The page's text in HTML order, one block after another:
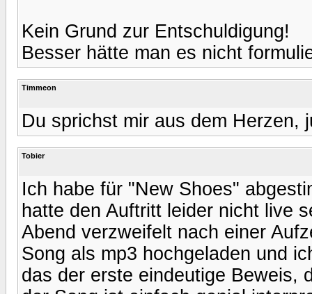
Kein Grund zur Entschuldigung!
Besser hätte man es nicht
Timmeon
Du sprichst mir aus dem Herzen,
Tobier
Ich habe für "New Shoes"
hatte den Auftritt leider nicht live
Abend verzweifelt nach einer
Song als mp3 hochgeladen und
das der erste eindeutige Beweis,